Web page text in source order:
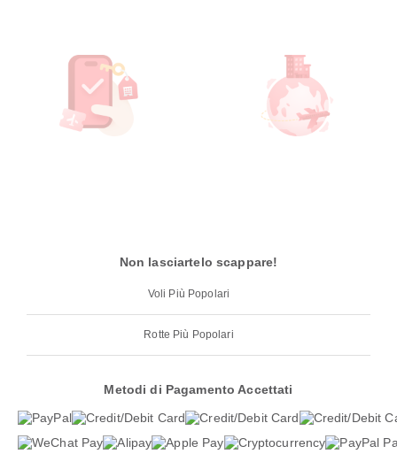
Non lasciartelo scappare!
Voli Più Popolari
Rotte Più Popolari
Metodi di Pagamento Accettati